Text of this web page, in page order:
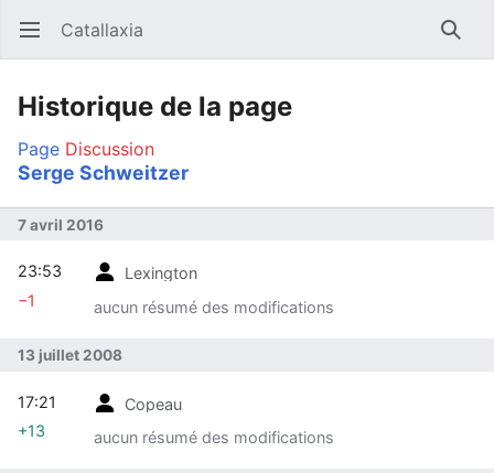
Ouvrir le menu principal Catallaxia
Historique de la page
Page Discussion
Serge Schweitzer
7 avril 2016
Lexington
aucun résumé des modifications
23:53
−1
13 juillet 2008
Copeau
aucun résumé des modifications
17:21
+13